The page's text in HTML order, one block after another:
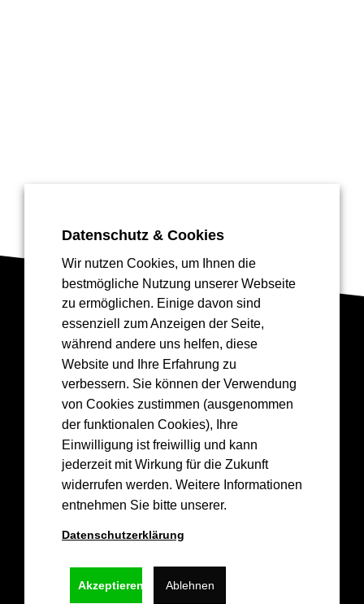
Drea
mGreen
💚
🏀
💚
Kontakt
info@epgbasketskoblenz.de
Hochstr. 36,
Datenschutz & Cookies
Wir nutzen Cookies, um Ihnen die
bestmögliche Nutzung unserer Webseite
zu ermöglichen. Einige davon sind
essenziell zum Anzeigen der Seite,
während andere uns helfen, diese
Website und Ihre Erfahrung zu
verbessern. Sie können der Verwendung
von Cookies zustimmen (ausgenommen
der funktionalen Cookies), Ihre
Einwilligung ist freiwillig und kann
jederzeit mit Wirkung für die Zukunft
widerrufen werden. Weitere Informationen
entnehmen Sie bitte unserer.
Datenschutzerklärung
Akzeptieren Ablehnen